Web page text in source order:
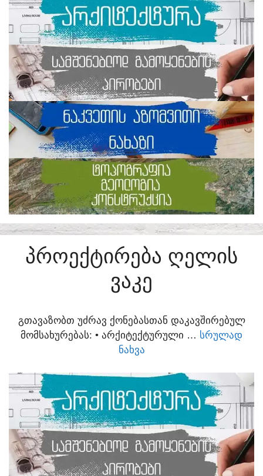
ᲞᲠᲝᲔᲥᲢᲘᲠᲔᲑᲐ ᲦᲔᲚᲘᲡ
ᲕᲐᲙᲔ
ᲒᲗᲐᲕᲐᲖᲝᲑᲗ ᲣᲫᲠᲐᲕ ᲥᲝᲜᲔᲑᲐᲡᲗᲐᲜ ᲓᲐᲙᲐᲕᲨᲘᲠᲔᲑᲣᲚ
ᲛᲝᲛᲡᲐᲮᲣᲠᲔᲑᲐᲡ:​ • ᲐᲠᲥᲘᲢᲔᲥᲢᲣᲠᲣᲚᲘ … ᲡᲠᲣᲚᲐᲓ
ᲜᲐᲮᲕᲐ